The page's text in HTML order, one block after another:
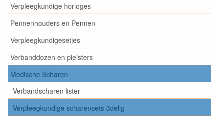
Verpleegkundige horloges
Pennenhouders en Pennen
Verpleegkundigesetjes
Verbanddozen en pleisters
Medische Scharen
Verbandscharen lister
Verpleegkundige scharensets 3delig